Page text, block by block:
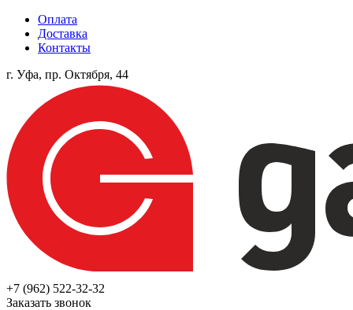
Оплата
Доставка
Контакты
г. Уфа, пр. Октября, 44
+7 (962) 522-32-32
Заказать звонок